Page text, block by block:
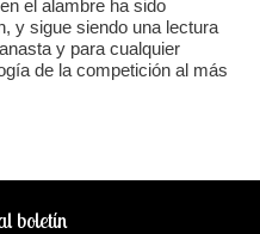
el alambre ha sido
y sigue siendo una lectura
y para cualquier
de la competición al más
boletín